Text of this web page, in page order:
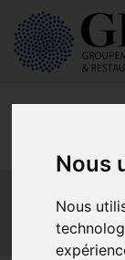
Nous
Nous
Les obligations
Les obligations